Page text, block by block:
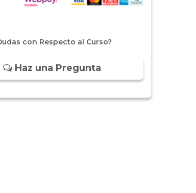
con Respecto al Curso?
Haz una Pregunta